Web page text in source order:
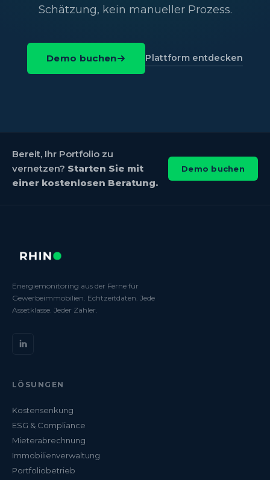
Schätzung, kein manueller Prozess.
Demo buchen Plattform entdecken
Bereit, Ihr Portfolio zu
vernetzen? Starten Sie mit
einer kostenlosen Beratung.
Demo buchen
Energiemonitoring aus der Ferne für
Gewerbeimmobilien. Echtzeitdaten. Jede
Assetklasse. Jeder Zähler.
LÖSUNGEN
Kostensenkung
ESG & Compliance
Mieterabrechnung
Immobilienverwaltung
Portfoliobetrieb